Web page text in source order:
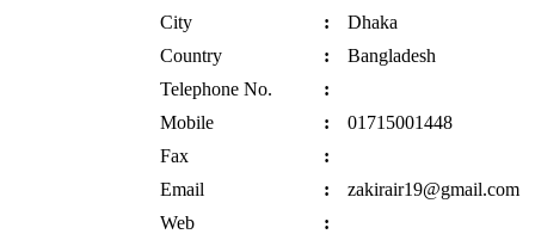
City
:
Dhaka
Country
:
Bangladesh
Telephone No.
:
Mobile
:
01715001448
Fax
:
Email
:
zakirair19@gmail.com
Web
: